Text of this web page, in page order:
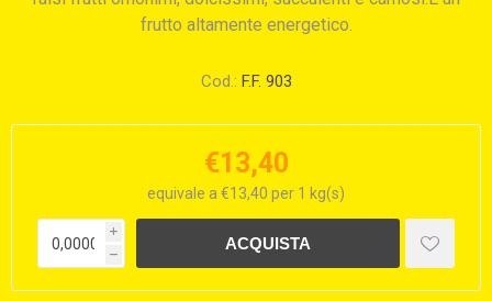
frutto altamente energetico.
Cod.: F.F. 903
€13,40
equivale a €13,40 per 1 kg(s)
i
h